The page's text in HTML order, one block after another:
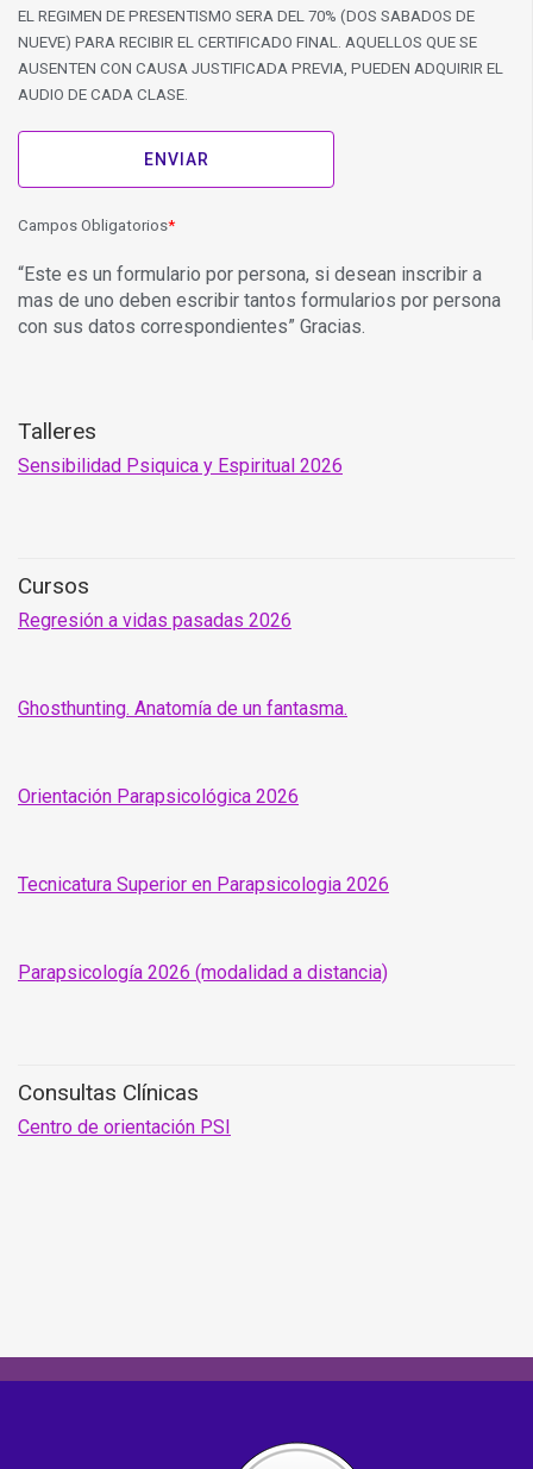
EL REGIMEN DE PRESENTISMO SERA DEL 70% (DOS SABADOS DE
NUEVE) PARA RECIBIR EL CERTIFICADO FINAL. AQUELLOS QUE SE
AUSENTEN CON CAUSA JUSTIFICADA PREVIA, PUEDEN ADQUIRIR EL
AUDIO DE CADA CLASE.
Campos Obligatorios
“Este es un formulario por persona, si desean inscribir a
mas de uno deben escribir tantos formularios por persona
con sus datos correspondientes” Gracias.
Talleres
Sensibilidad Psiquica y Espiritual 2026
Cursos
Regresión a vidas pasadas 2026
Ghosthunting. Anatomía de un fantasma.
Orientación Parapsicológica 2026
Tecnicatura Superior en Parapsicologia 2026
Parapsicología 2026 (modalidad a distancia)
Consultas Clínicas
Centro de orientación PSI